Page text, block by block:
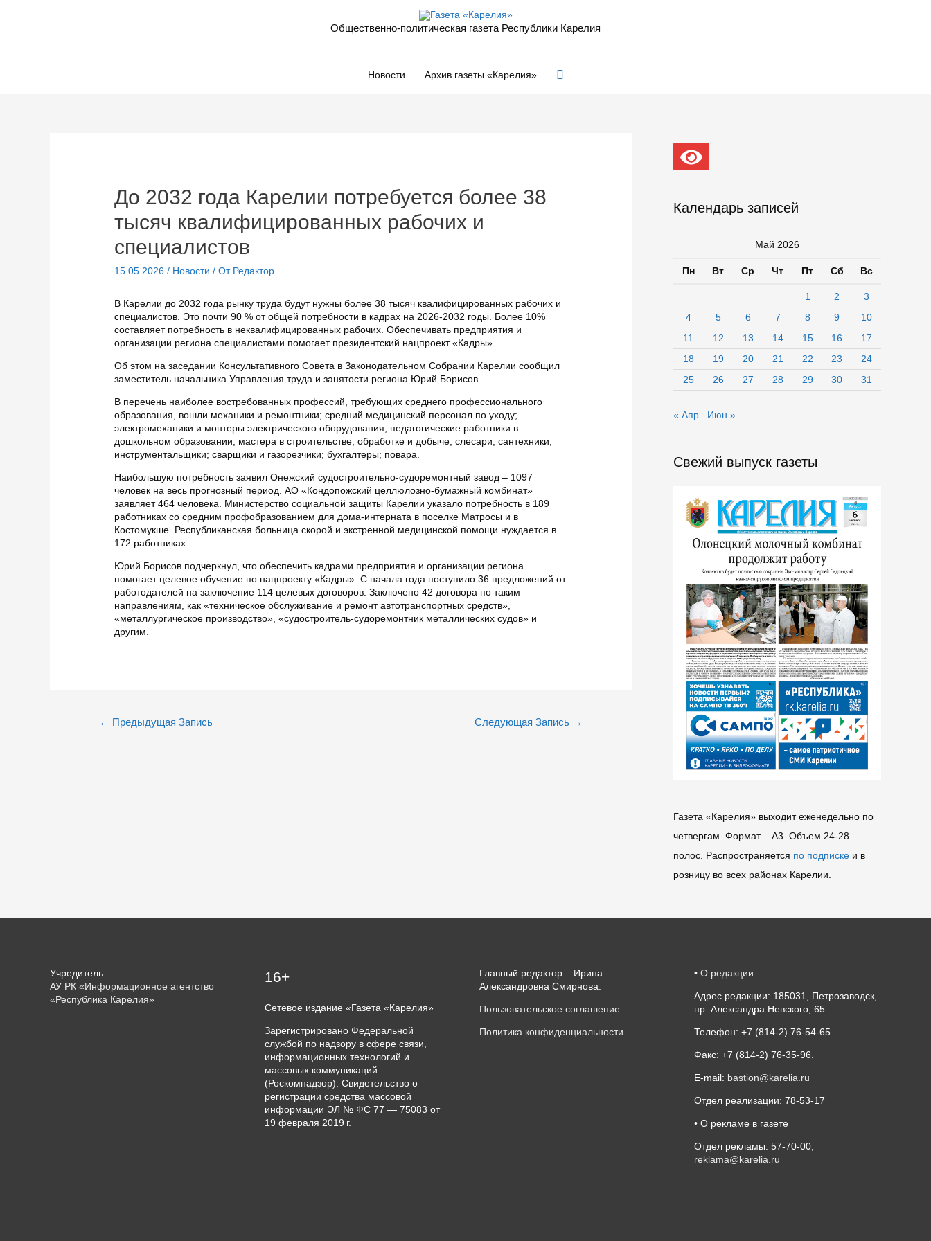
Общественно-политическая газета Республики Карелия
Новости Архив газеты «Карелия» Поиск
До 2032 года Карелии потребуется более 38
тысяч квалифицированных рабочих и
специалистов
15.05.2026 / Новости / От Редактор
В Карелии до 2032 года рынку труда будут нужны более 38 тысяч квалифицированных рабочих и
специалистов. Это почти 90 % от общей потребности в кадрах на 2026-2032 годы. Более 10%
составляет потребность в неквалифицированных рабочих. Обеспечивать предприятия и
организации региона специалистами помогает президентский нацпроект «Кадры».
Об этом на заседании Консультативного Совета в Законодательном Собрании Карелии сообщил
заместитель начальника Управления труда и занятости региона Юрий Борисов.
В перечень наиболее востребованных профессий, требующих среднего профессионального
образования, вошли механики и ремонтники; средний медицинский персонал по уходу;
электромеханики и монтеры электрического оборудования; педагогические работники в
дошкольном образовании; мастера в строительстве, обработке и добыче; слесари, сантехники,
инструментальщики; сварщики и газорезчики; бухгалтеры; повара.
Наибольшую потребность заявил Онежский судостроительно-судоремонтный завод – 1097
человек на весь прогнозный период. АО «Кондопожский целлюлозно-бумажный комбинат»
заявляет 464 человека. Министерство социальной защиты Карелии указало потребность в 189
работниках со средним профобразованием для дома-интерната в поселке Матросы и в
Костомукше. Республиканская больница скорой и экстренной медицинской помощи нуждается в
172 работниках.
Юрий Борисов подчеркнул, что обеспечить кадрами предприятия и организации региона
помогает целевое обучение по нацпроекту «Кадры». С начала года поступило 36 предложений от
работодателей на заключение 114 целевых договоров. Заключено 42 договора по таким
направлениям, как «техническое обслуживание и ремонт автотранспортных средств»,
«металлургическое производство», «судостроитель-судоремонтник металлических судов» и
другим.
← Предыдущая Запись Следующая Запись →
Календарь записей
Май 2026
Пн Вт Ср Чт Пт Сб Вс
1 2
3
4
5 6 7 8 9
10
11
12 13 14 15 16
17
18
19 20 21 22 23
24
25
26 27 28 29 30 31
« Апр Июн »
Свежий выпуск газеты
Газета «Карелия» выходит еженедельно по
четвергам. Формат – A3. Объем 24-28
полос. Распространяется по подписке и в
розницу во всех районах Карелии.
Учредитель:
АУ РК «Информационное агентство
«Республика Карелия»
16+
Сетевое издание «Газета «Карелия»
Зарегистрировано Федеральной
службой по надзору в сфере связи,
информационных технологий и
массовых коммуникаций
(Роскомнадзор). Свидетельство о
регистрации средства массовой
информации ЭЛ № ФС 77 — 75083 от
19 февраля 2019 г.
Главный редактор – Ирина
Александровна Смирнова.
Пользовательское соглашение
Политика конфиденциальности
• О редакции
Адрес редакции: 185031, Петрозаводск,
пр. Александра Невского, 65.
Телефон: +7 (814-2) 76-54-65
Факс: +7 (814-2) 76-35-96.
E-mail: bastion@karelia.ru
Отдел реализации: 78-53-17
• О рекламе в газете
Отдел рекламы: 57-70-00,
reklama@karelia.ru